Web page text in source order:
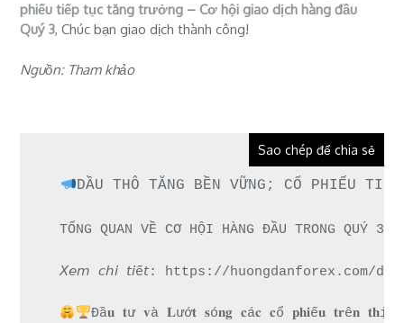
phiếu tiếp tục tăng trưởng – Cơ hội giao dịch hàng đầu
Quý 3, Chúc bạn giao dịch thành công!
Nguồn: Tham khảo
Sao chép để chia sẻ
DẦU THÔ TĂNG BỀN VỮNG; CỔ PHIẾU
TỔNG QUAN VỀ CƠ HỘI HÀNG ĐẦU
𝘟𝘦𝘮 𝘤𝘩𝘪 𝘵𝘪ế𝘵: https://huongdanforex.com/
Đầ𝐮 𝐭ư 𝐯à 𝐋ướ𝐭 𝐬ó𝐧𝐠 𝐜á𝐜 𝐜ổ 𝐩𝐡𝐢ế𝐮 𝐭𝐫ê𝐧 𝐭𝐡ị